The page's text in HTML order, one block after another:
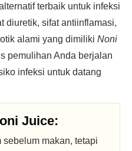
terbaik untuk infeksi
diuretik, sifat antiinflamasi,
alami yang dimiliki Noni
pemulihan Anda berjalan
infeksi untuk datang
Juice:
sebelum makan, tetapi